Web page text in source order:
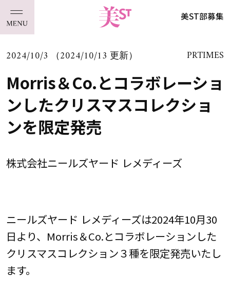
美ST部募集
2024/10/3 （2024/10/13 更新） PRTIMES
Morris＆Co.とコラボレーショ
ンしたクリスマスコレクショ
ンを限定発売
株式会社ニールズヤード レメディーズ
ニールズヤード レメディーズは2024年10月30
日より、Morris＆Co.とコラボレーションした
クリスマスコレクション３種を限定発売いたし
ます。